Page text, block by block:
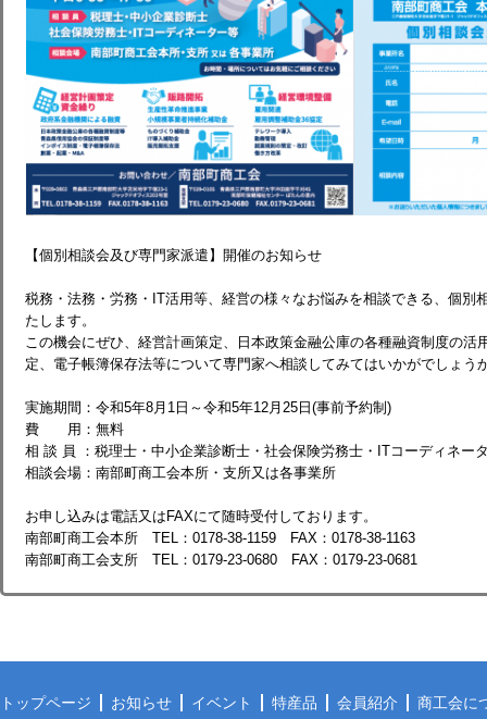
【個別相談会及び専門家派遣】開催のお知らせ
税務・法務・労務・IT活用等、経営の様々なお悩みを相談できる、個別
たします。
この機会にぜひ、経営計画策定、日本政策金融公庫の各種融資制度の活
定、電子帳簿保存法等について専門家へ相談してみてはいかがでしょう
実施期間：令和5年8月1日～令和5年12月25日(事前予約制)
費 用：無料
相 談 員 ：税理士・中小企業診断士・社会保険労務士・ITコーディネー
相談会場：南部町商工会本所・支所又は各事業所
お申し込みは電話又はFAXにて随時受付しております。
南部町商工会本所 TEL：0178-38-1159 FAX：0178-38-1163
南部町商工会支所 TEL：0179-23-0680 FAX：0179-23-0681
トップページ お知らせ イベント 特産品 会員紹介 商工会に